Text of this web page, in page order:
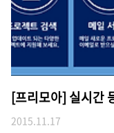
[프리모아] 실시간
2015.11.17